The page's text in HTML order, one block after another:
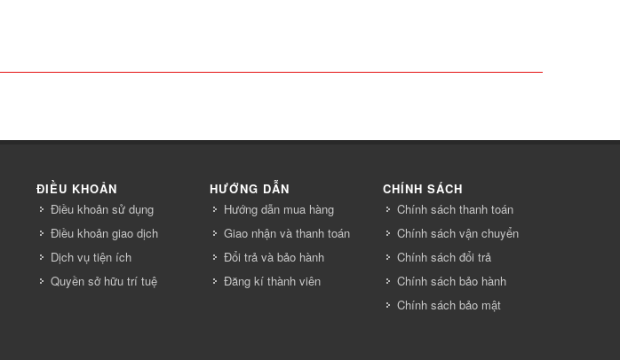
ĐIỀU KHOẢN
Điều khoản sử dụng
Điều khoản giao dịch
Dịch vụ tiện ích
Quyền sở hữu trí tuệ
HƯỚNG DẪN
Hướng dẫn mua hàng
Giao nhận và thanh toán
Đổi trả và bảo hành
Đăng kí thành viên
CHÍNH SÁCH
Chính sách thanh toán
Chính sách vận chuyển
Chính sách đổi trả
Chính sách bảo hành
Chính sách bảo mật